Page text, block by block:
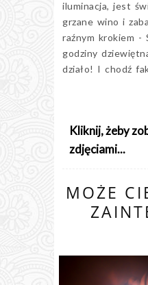
iluminacja, jest
grzane wino i
raźnym krokiem -
godziny
działo! I chodź
Kliknij, żeby
zdjęciami...
MOŻE